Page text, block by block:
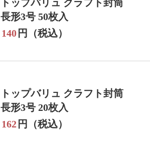
トップバリュ クラフト封筒
長形3号 50枚入
140 円（税込）
トップバリュ クラフト封筒
長形3号 20枚入
162 円（税込）